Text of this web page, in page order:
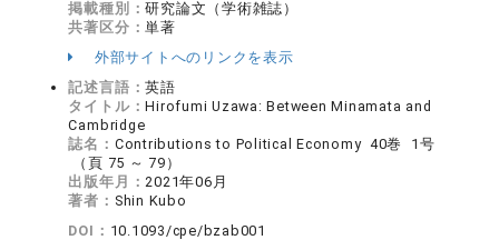
掲載種別：研究論文（学術雑誌）
共著区分：単著
外部サイトへのリンクを表示
記述言語：英語
タイトル：Hirofumi Uzawa: Between Minamata and
Cambridge
誌名： Contributions to Political Economy 40巻 1号
（頁 75 ～ 79）
出版年月：2021年06月
著者： Shin Kubo
DOI： 10.1093/cpe/bzab001